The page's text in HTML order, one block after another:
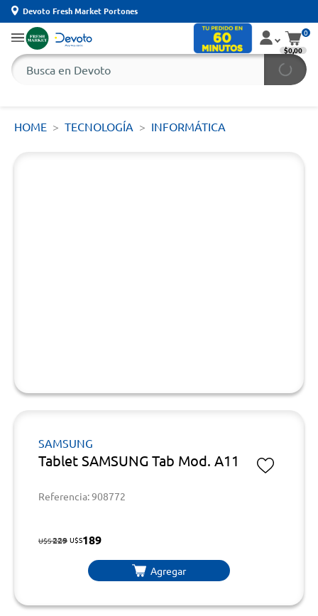
Devoto Fresh Market Portones
0
$0,00
HOME TECNOLOGÍA INFORMÁTICA
SAMSUNG
Tablet SAMSUNG Tab Mod. A11
Referencia: 908772
U$S229 U$S189
Agregar